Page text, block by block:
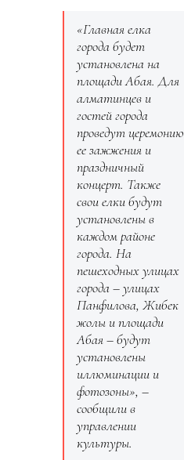
«Главная елка
города будет
установлена на
площади Абая. Для
алматинцев и
гостей города
проведут церемонию
ее зажжения и
праздничный
концерт. Также
свои елки будут
установлены в
каждом районе
города. На
пешеходных улицах
города – улицах
Панфилова, Жибек
жолы и площади
Абая – будут
установлены
иллюминации и
фотозоны», –
сообщили в
управлении
культуры.